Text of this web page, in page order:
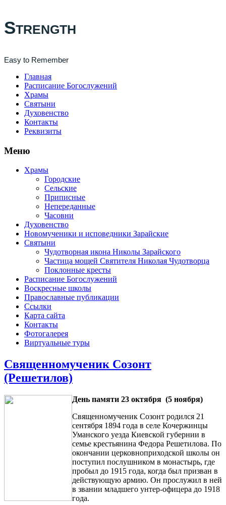
Strength
Easy to Remember
Главная
Расписание Богослужений
Храмы
Святыни
Духовенство
Контакты
Реквизиты
Меню
Храмы
Городские
Сельские
Приписные
Непереданные
Часовни
Духовенство
Новомученики и исповедники Зарайские
Святыни
Чудотворная икона Николы Зарайского
Частица мощей Святителя Николая Чудотворца
Поклонные кресты
Расписание Богослужений
Воскресные школы
Православные публикации
Ссылки
Карта сайта
Контакты
Фотогалерея
Виртуальные туры
Священномученик Созонт
(Решетилов)
День памяти 23 октября (5 ноября)
Священномученик Созонт родился 21
сентября 1894 года в селе Кочержинцы
Уманского уезда Киевской губернии в
семье крестьянина Федора Решетилова. По
окончании церковноприходской школы он
поступил послушником в монастырь, где
пробыл до 1915 года, когда был призван в
действующую армию. Он прослужил в ней
в звании младшего унтер-офицера до 1918
года.